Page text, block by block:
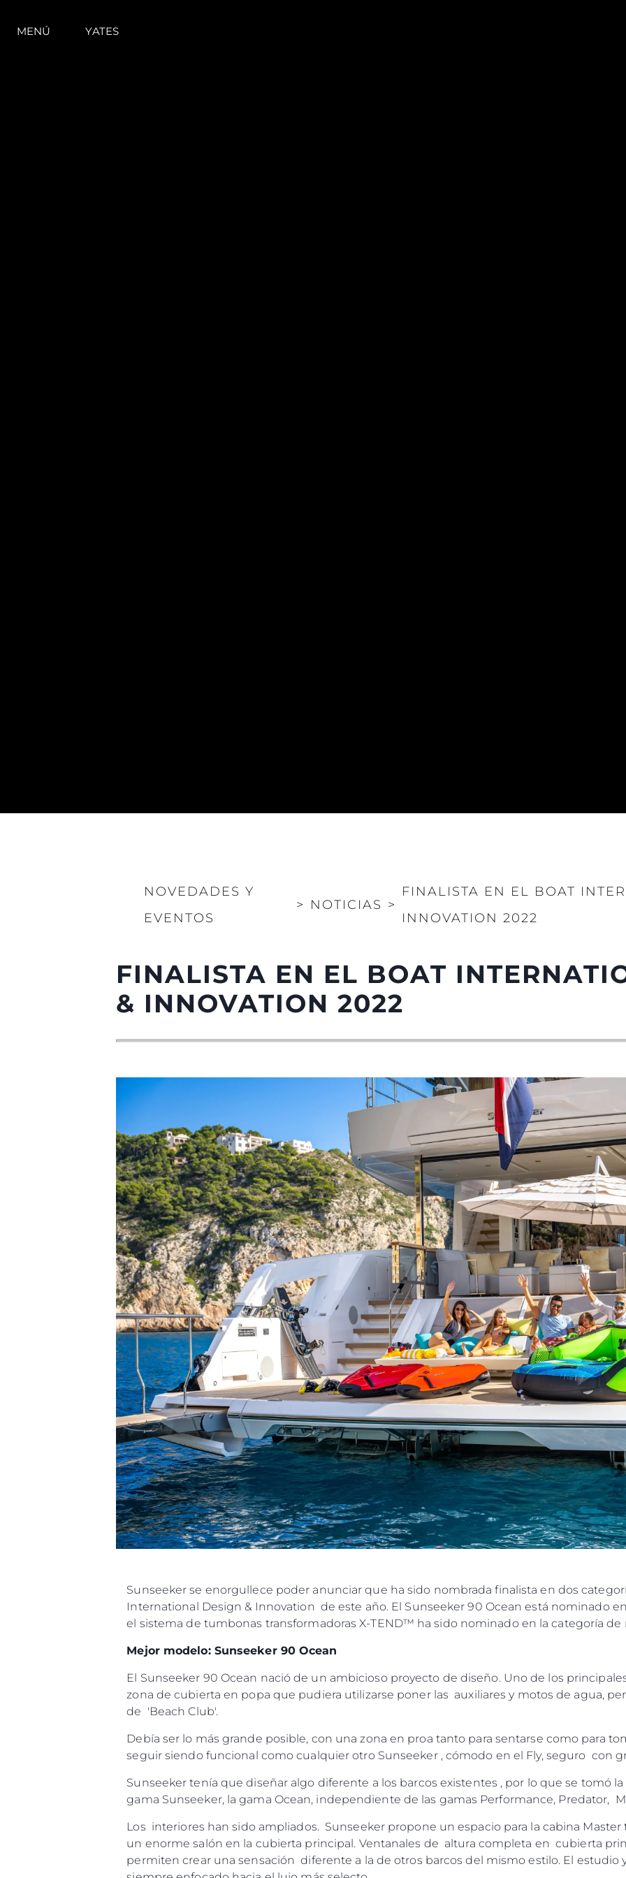
MENÚ YATES
NOVEDADES Y
EVENTOS
> NOTICIAS >
FINALISTA EN EL BOAT
INNOVATION 2022
FINALISTA EN EL BOAT
& INNOVATION 2022
Sunseeker se enorgullece poder anunciar que ha sido nombrada finalista en dos
International Design & Innovation de este año. El Sunseeker 90 Ocean está nominado
el sistema de tumbonas transformadoras X-TEND™ ha sido nominado en la categoría
Mejor modelo: Sunseeker 90 Ocean
El Sunseeker 90 Ocean nació de un ambicioso proyecto de diseño. Uno de los
zona de cubierta en popa que pudiera utilizarse poner las auxiliares y motos de agua,
de 'Beach Club'.
Debía ser lo más grande posible, con una zona en proa tanto para sentarse como para
seguir siendo funcional como cualquier otro Sunseeker , cómodo en el Fly, seguro con
Sunseeker tenía que diseñar algo diferente a los barcos existentes , por lo que se tomó
gama Sunseeker, la gama Ocean, independiente de las gamas Performance, Predator,
Los interiores han sido ampliados. Sunseeker propone un espacio para la cabina
un enorme salón en la cubierta principal. Ventanales de altura completa en cubierta
permiten crear una sensación diferente a la de otros barcos del mismo estilo. El estudio
Mapa
Contacto
POLÍTICA DE PRIVACIDAD
DECLARACIÓN EN CONTRA
DE LA ESCLAVITUD
POLÍTICA DE COOKIES
OFERTAS DE TRABAJO
Charter
Estilo
Historia
Valore